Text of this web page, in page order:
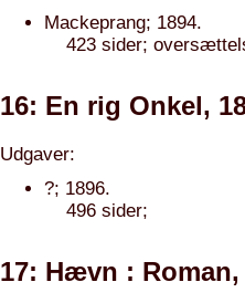
Mackeprang; 1894.
423 sider;
16: En rig Onkel,
Udgaver:
?; 1896.
496 sider;
17: Hævn : Roman,